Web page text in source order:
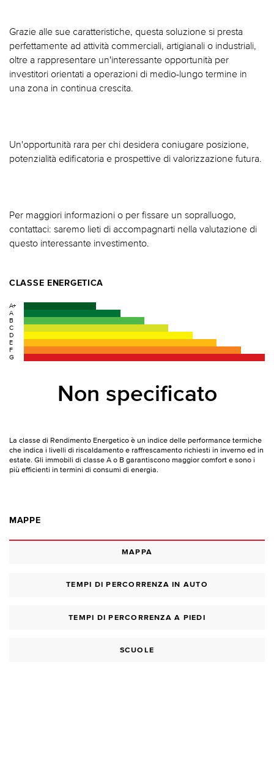
Grazie alle sue caratteristiche, questa soluzione si presta
perfettamente ad attività commerciali, artigianali o industriali,
oltre a rappresentare un'interessante opportunità per
investitori orientati a operazioni di medio-lungo termine in
una zona in continua crescita.
Un'opportunità rara per chi desidera coniugare posizione,
potenzialità edificatoria e prospettive di valorizzazione futura.
Per maggiori informazioni o per fissare un sopralluogo,
contattaci: saremo lieti di accompagnarti nella valutazione di
questo interessante investimento.
CLASSE ENERGETICA
A+
A
B
C
D
E
F
G
Non specificato
La classe di Rendimento Energetico è un indice delle performance termiche
che indica i livelli di riscaldamento e raffrescamento richiesti in inverno ed in
estate. Gli immobili di classe A o B garantiscono maggior comfort e sono i
più efficienti in termini di consumi di energia.
MAPPE
MAPPA
TEMPI DI PERCORRENZA IN AUTO
TEMPI DI PERCORRENZA A PIEDI
SCUOLE